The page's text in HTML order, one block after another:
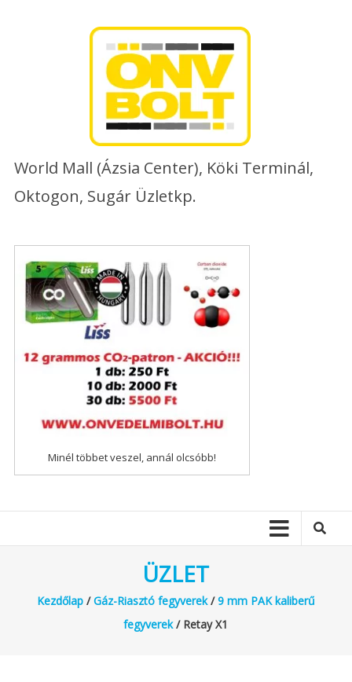
World Mall (Ázsia Center), Köki Terminál,
Oktogon, Sugár Üzletkp.
Minél többet veszel, annál olcsóbb!
ÜZLET
Kezdőlap/Gáz-Riasztó fegyverek/9 mm PAK kaliberű
fegyverek/ Retay X1